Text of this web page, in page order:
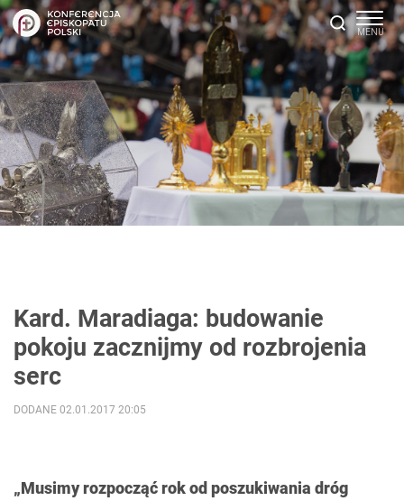
Kard. Maradiaga: budowanie
pokoju zacznijmy od rozbrojenia
serc
„Musimy rozpocząć rok od poszukiwania dróg
DODANE 02.01.2017 20:05